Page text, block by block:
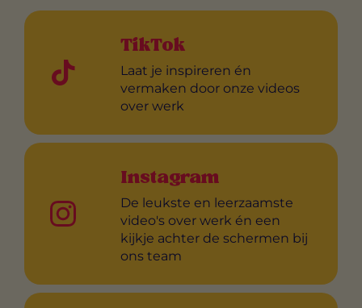
TikTok
Laat je inspireren én
vermaken door onze videos
over werk
Instagram
De leukste en leerzaamste
video's over werk én een
kijkje achter de schermen bij
ons team